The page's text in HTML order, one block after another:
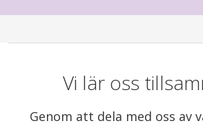
Vi lär oss
Genom att dela med oss av